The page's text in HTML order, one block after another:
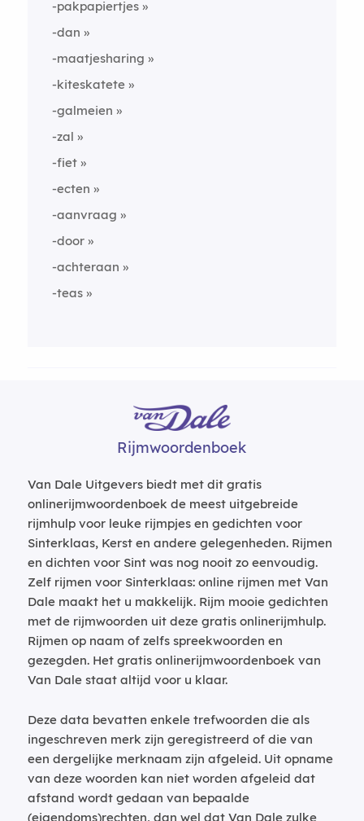
-pakpapiertjes
-dan
-maatjesharing
-kiteskatete
-galmeien
-zal
-fiet
-ecten
-aanvraag
-door
-achteraan
-teas
Rijmwoordenboek
Van Dale Uitgevers biedt met dit gratis
onlinerijmwoordenboek de meest uitgebreide
rijmhulp voor leuke rijmpjes en gedichten voor
Sinterklaas, Kerst en andere gelegenheden. Rijmen
en dichten voor Sint was nog nooit zo eenvoudig.
Zelf rijmen voor Sinterklaas: online rijmen met Van
Dale maakt het u makkelijk. Rijm mooie gedichten
met de rijmwoorden uit deze gratis onlinerijmhulp.
Rijmen op naam of zelfs spreekwoorden en
gezegden. Het gratis onlinerijmwoordenboek van
Van Dale staat altijd voor u klaar.
Deze data bevatten enkele trefwoorden die als
ingeschreven merk zijn geregistreerd of die van
een dergelijke merknaam zijn afgeleid. Uit opname
van deze woorden kan niet worden afgeleid dat
afstand wordt gedaan van bepaalde
(eigendoms)rechten, dan wel dat Van Dale zulke